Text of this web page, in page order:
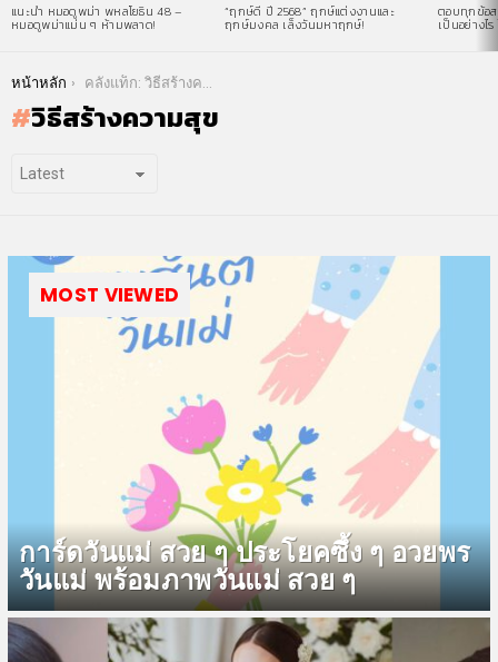
แนะนำ หมอดูพม่า พหลโยธิน 48 –
หมอดูพม่าแม่น ๆ ห้ามพลาด!
“ฤกษ์ดี ปี 2568” ฤกษ์แต่งงานและ
ฤกษ์มงคล เล็งวันมหาฤกษ์!
ตอบทุกข้อส
เป็นอย่างไร
You are here:
หน้าหลัก คลังแท็ก: วิธีสร้างความสุข
วิธีสร้างความสุข
MOST VIEWED
การ์ดวันแม่ สวย ๆ ประโยคซึ้ง ๆ อวยพร
วันแม่ พร้อมภาพวันแม่ สวย ๆ